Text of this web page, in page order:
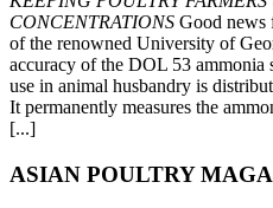
CONCENTRATIONS Good news
of the renowned University of
accuracy of the DOL 53 ammonia
use in animal husbandry is
It permanently measures the
[...]
ASIAN POULTRY